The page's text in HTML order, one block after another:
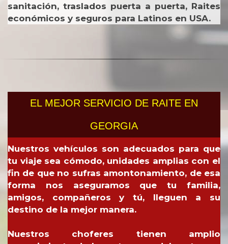
sanitación, traslados puerta a puerta, Raites
económicos y seguros para Latinos en USA.
EL MEJOR SERVICIO DE RAITE EN
GEORGIA
Nuestros vehículos son adecuados para que
tu viaje sea cómodo, unidades amplias con el
fin de que no sufras amontonamiento, de esa
forma nos aseguramos que tu familia,
amigos, compañeros y tú, lleguen a su
destino de la mejor manera.
Nuestros choferes tienen amplio